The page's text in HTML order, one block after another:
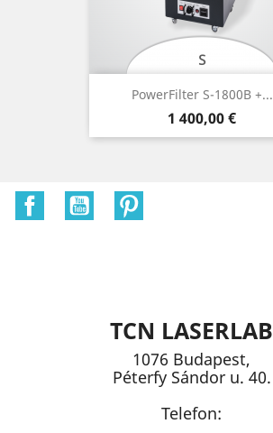
PowerFilter S-1800B +...
Ár
1 400,00 €
FacebookYouTube
TCN LASERLAB
1076 Budapest,
Péterfy Sándor u. 40.
Telefon: